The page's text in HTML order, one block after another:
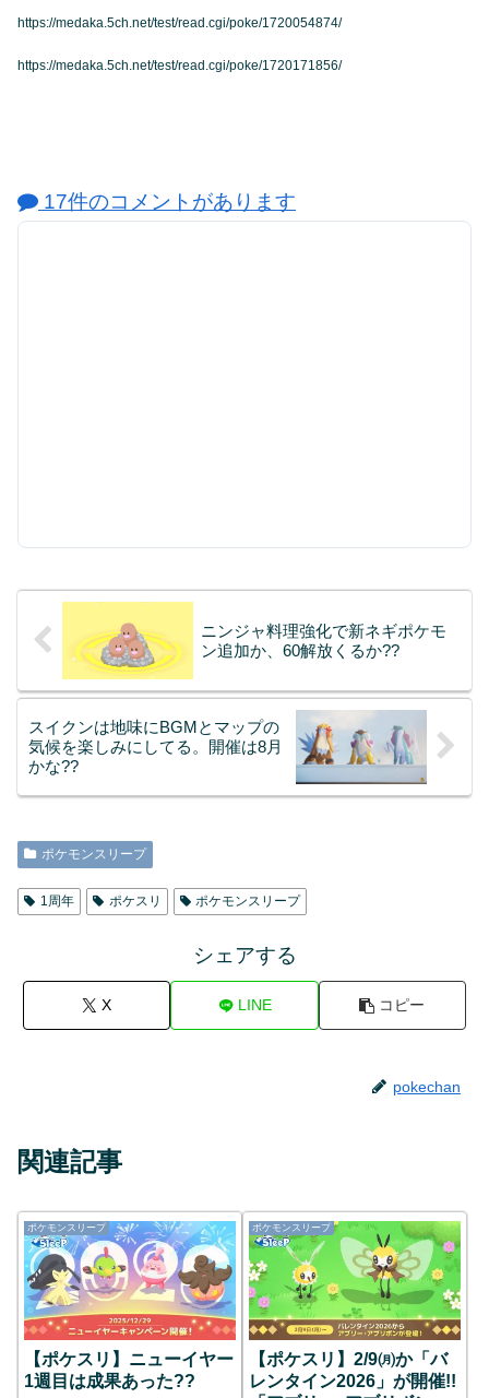
https://medaka.5ch.net/test/read.cgi/poke/1720054874/
https://medaka.5ch.net/test/read.cgi/poke/1720171856/
17件のコメントがあります
ニンジャ料理強化で新ネギポケモ
ン追加か、60解放くるか??
スイクンは地味にBGMとマップの
気候を楽しみにしてる。開催は8月
かな??
ポケモンスリープ
1周年 ポケスリ ポケモンスリープ
シェアする
X LINE コピー
pokechan
関連記事
ポケモンスリープ
【ポケスリ】ニューイヤー
1週目は成果あった??
ポケモンスリープ
【ポケスリ】2/9㈪か「バ
レンタイン2026」が開催!!